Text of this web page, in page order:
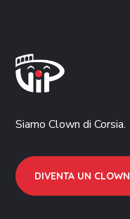
Siamo Clown di Corsia.
DIVENTA UN CLOWN